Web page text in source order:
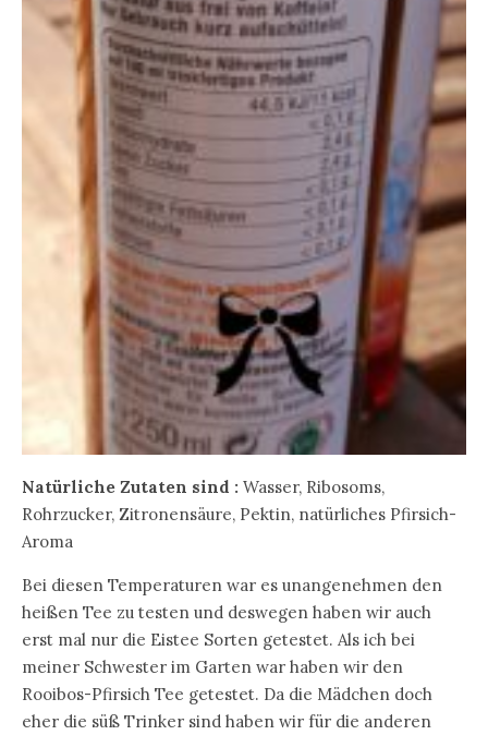
Natürliche Zutaten sind : Wasser, Ribosoms,
Rohrzucker, Zitronensäure, Pektin, natürliches Pfirsich-
Aroma
Bei diesen Temperaturen war es unangenehmen den
heißen Tee zu testen und deswegen haben wir auch
erst mal nur die Eistee Sorten getestet. Als ich bei
meiner Schwester im Garten war haben wir den
Rooibos-Pfirsich Tee getestet. Da die Mädchen doch
eher die süß Trinker sind haben wir für die anderen